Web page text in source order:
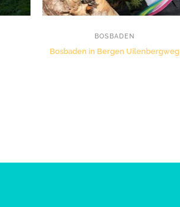
BOSBADEN
Bosbaden in Bergen Uilenbergweg